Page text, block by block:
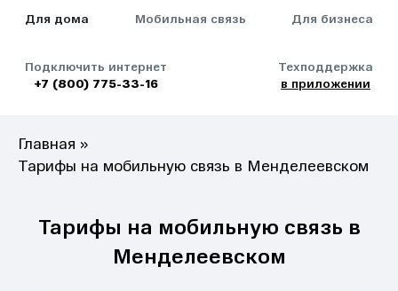
Для дома Мобильная связь Для бизнеса
Подключить интернет
+7 (800) 775-33-16
Техподдержка
в приложении
Главная »
Тарифы на мобильную связь в Менделеевском
Тарифы на мобильную связь в
Менделеевском